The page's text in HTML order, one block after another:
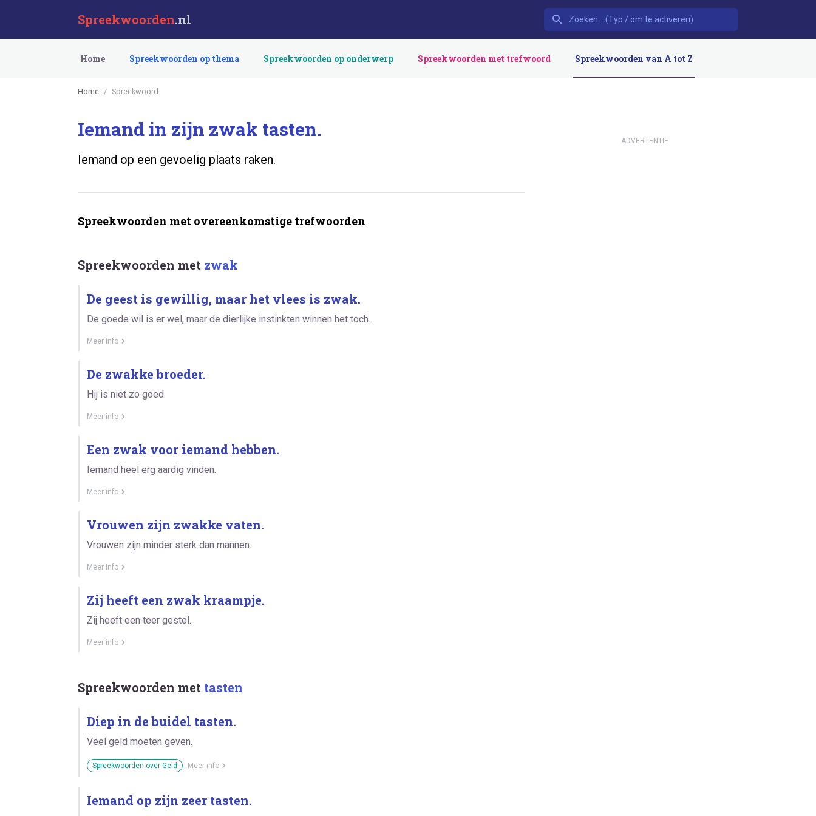
Spreekwoorden.nl
Home Spreekwoorden op thema Spreekwoorden op onderwerp Spreekwoorden met trefwoord Spreekwoorden van A tot Z
Home Spreekwoord
Iemand in zijn zwak tasten.
Iemand op een gevoelig plaats raken.
Spreekwoorden met overeenkomstige trefwoorden
Spreekwoorden met zwak
De geest is gewillig, maar het vlees is zwak.
De goede wil is er wel, maar de dierlijke instinkten winnen het toch.
Meer info
De zwakke broeder.
Hij is niet zo goed.
Meer info
Een zwak voor iemand hebben.
Iemand heel erg aardig vinden.
Meer info
Vrouwen zijn zwakke vaten.
Vrouwen zijn minder sterk dan mannen.
Meer info
Zij heeft een zwak kraampje.
Zij heeft een teer gestel.
Meer info
Spreekwoorden met tasten
Diep in de buidel tasten.
Veel geld moeten geven.
Spreekwoorden over Geld Meer info
Iemand op zijn zeer tasten.
ADVERTENTIE